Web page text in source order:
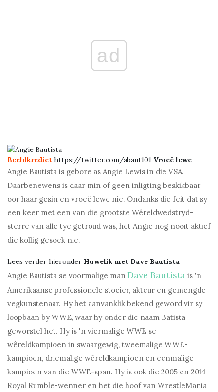
ad
Beeldkrediet https://twitter.com/abaut101 Vroeë lewe
Angie Bautista is gebore as Angie Lewis in die VSA.
Daarbenewens is daar min of geen inligting beskikbaar
oor haar gesin en vroeë lewe nie. Ondanks die feit dat sy
een keer met een van die grootste Wêreldwedstryd-
sterre van alle tye getroud was, het Angie nog nooit aktief
die kollig gesoek nie.
Lees verder hieronder Huwelik met Dave Bautista
Angie Bautista se voormalige man Dave Bautista is 'n
Amerikaanse professionele stoeier, akteur en gemengde
vegkunstenaar. Hy het aanvanklik bekend geword vir sy
loopbaan by WWE, waar hy onder die naam Batista
geworstel het. Hy is 'n viermalige WWE se
wêreldkampioen in swaargewig, tweemalige WWE-
kampioen, driemalige wêreldkampioen en eenmalige
kampioen van die WWE-span. Hy is ook die 2005 en 2014
Royal Rumble-wenner en het die hoof van WrestleMania